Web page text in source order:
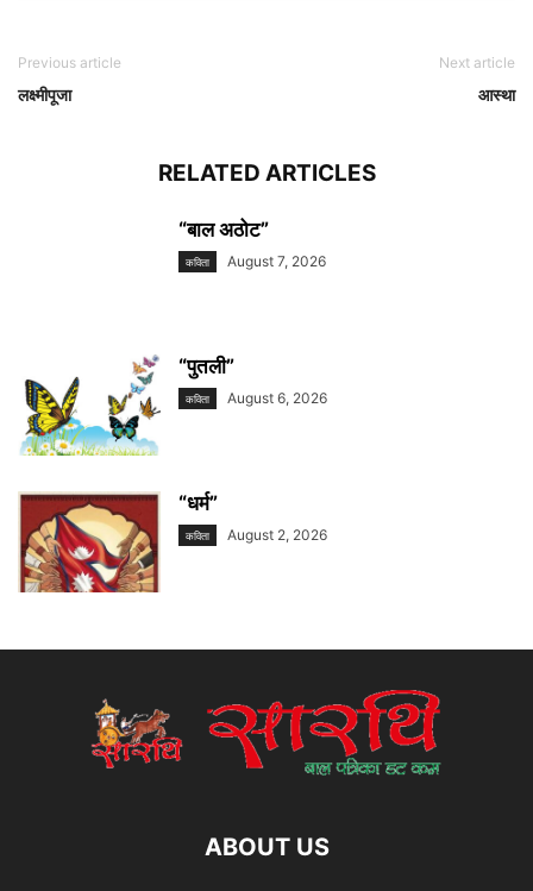
Previous article
लक्ष्मीपूजा
Next article
आस्था
RELATED ARTICLES
“बाल अठोट”
कविता August 7, 2026
“पुतली”
कविता August 6, 2026
“धर्म”
कविता August 2, 2026
ABOUT US